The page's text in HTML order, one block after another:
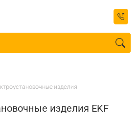
изделия
изделия EKF